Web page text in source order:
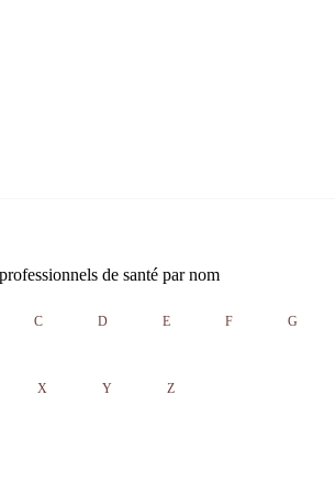
de santé par nom
C D E F G
X Y Z